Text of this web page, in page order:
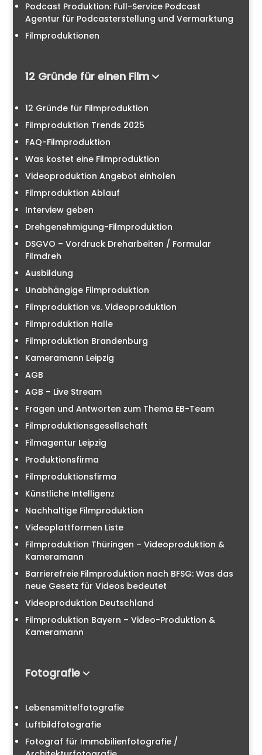
Podcast Produktion: Full-Service Podcast
Agentur für Podcasterstellung und Vermarktung
Filmproduktionen
12 Gründe für einen Film
12 Gründe für Filmproduktion
Filmproduktion Trends 2025
FAQ-Filmproduktion
Was kostet eine Filmproduktion
Videoproduktion Angebot einholen
Filmproduktion Ablauf
Interview geben
Drehgenehmigung-Filmproduktion
DSGVO – Vordruck Dreharbeiten / Formular
Filmdreh
Ausbildung
Unabhängige Filmproduktion
Filmproduktion vs. Videoproduktion
Filmproduktion Halle
Filmproduktion Brandenburg
Kameramann Leipzig
AGB
AGB – Live Stream
Fragen und Antworten zum Thema EB-Team
Filmproduktionsgesellschaft
Filmagentur Leipzig
Produktionsfirma
Filmproduktionsfirma
Künstliche Intelligenz
Nachhaltige Filmproduktion
Videoplattformen Liste
Filmproduktion Thüringen – Videoproduktion &
Kameramann
Barrierefreie Filmproduktion nach BFSG: Was das
neue Gesetz für Videos bedeutet
Videoproduktion Deutschland
Filmproduktion Bayern – Video-Produktion &
Kameramann
Fotografie
Lebensmittelfotografie
Luftbildfotografie
Fotograf für Immobilienfotografie /